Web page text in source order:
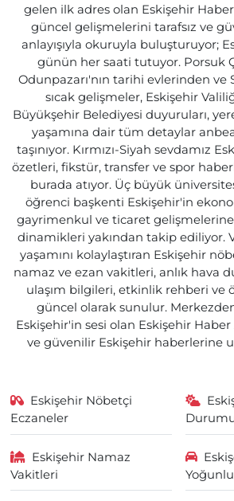
gelen ilk adres olan Eskişehir
güncel gelişmelerini tarafsız ve
anlayışıyla okuruyla buluşturuyor;
günün her saati tutuyor. Porsuk
Odunpazarı'nın tarihi evlerinden ve
sıcak gelişmeler, Eskişehir
Büyükşehir Belediyesi duyuruları,
yaşamına dair tüm detaylar
taşınıyor. Kırmızı-Siyah sevdamız
özetleri, fikstür, transfer ve spor
burada atıyor. Üç büyük
öğrenci başkenti Eskişehir'in
gayrimenkul ve ticaret
dinamikleri yakından takip ediliyor.
yaşamını kolaylaştıran Eskişehir
namaz ve ezan vakitleri, anlık hava
ulaşım bilgileri, etkinlik rehberi ve
güncel olarak sunulur.
Eskişehir'in sesi olan Eskişehir Haber
ve güvenilir Eskişehir haberlerine
Eskişehir Nöbetçi
Eczaneler
Eskişehir Namaz
Vakitleri